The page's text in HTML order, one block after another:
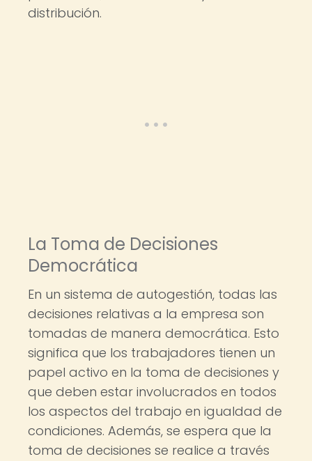
distribución.
La Toma de Decisiones
Democrática
En un sistema de autogestión, todas las
decisiones relativas a la empresa son
tomadas de manera democrática. Esto
significa que los trabajadores tienen un
papel activo en la toma de decisiones y
que deben estar involucrados en todos
los aspectos del trabajo en igualdad de
condiciones. Además, se espera que la
toma de decisiones se realice a través